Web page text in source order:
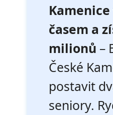
časem a
milionů –
České
postavit
seniory.